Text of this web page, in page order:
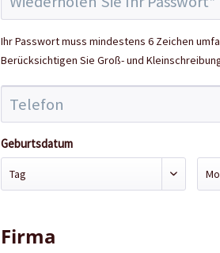
Ihr Passwort muss mindestens 6 Zeichen
Berücksichtigen Sie Groß- und
Geburtsdatum
Firma